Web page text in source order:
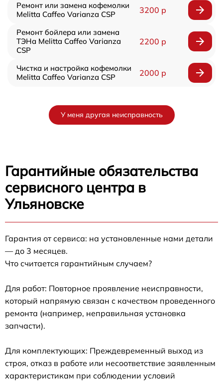
Ремонт или замена кофемолки
Melitta Caffeo Varianza CSP
3200 р
Ремонт бойлера или замена
ТЭНа Melitta Caffeo Varianza
CSP
2200 р
Чистка и настройка кофемолки
Melitta Caffeo Varianza CSP
2000 р
У меня другая неисправность
Гарантийные обязательства
сервисного центра в
Ульяновске
Гарантия от сервиса: на установленные нами детали
— до 3 месяцев.
Что считается гарантийным случаем?
Для работ: Повторное проявление неисправности,
который напрямую связан с качеством проведенного
ремонта (например, неправильная установка
запчасти).
Для комплектующих: Преждевременный выход из
строя, отказ в работе или несоответствие заявленным
характеристикам при соблюдении условий